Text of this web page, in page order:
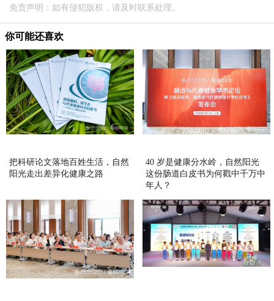
免责声明：如有侵犯版权，请及时联系处理。
你可能还喜欢
把科研论文落地百姓生活，自然
阳光走出差异化健康之路
40 岁是健康分水岭，自然阳光
这份肠道白皮书为何戳中千万中
年人？